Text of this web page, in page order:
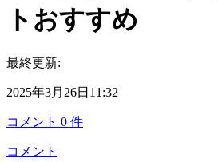
トおすすめ
最終更新:
2025年3月26日11:32
コメント 0 件
コメント